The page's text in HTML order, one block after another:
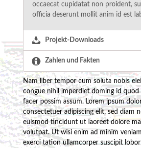
occaecat cupidatat non proident,
officia deserunt mollit anim id est
Projekt-Downloads
Zahlen und Fakten
Nam liber tempor cum soluta nobis
congue nihil imperdiet doming id quod
facer possim assum. Lorem ipsum
consectetuer adipiscing elit, sed diam
euismod tincidunt ut laoreet dolore
volutpat. Ut wisi enim ad minim
exerci tation ullamcorper suscipit